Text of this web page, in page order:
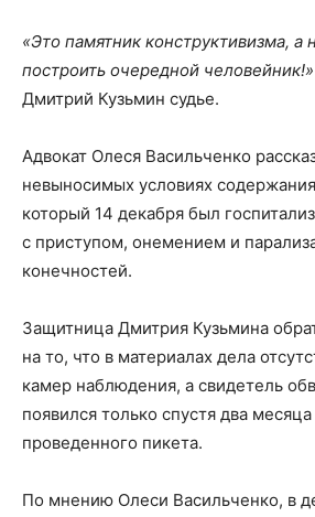
«Это памятник конструктивизма, а
построить очередной человейник!»
Дмитрий Кузьмин судье.
Адвокат Олеся Васильченко
невыносимых условиях
который 14 декабря был
с приступом, онемением и
конечностей.
Защитница Дмитрия Кузьмина
на то, что в материалах дела
камер наблюдения, а свидетель
появился только спустя два
проведенного пикета.
По мнению Олеси Васильченко, в